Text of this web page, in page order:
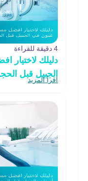
4 دقيقة للقراءة
دليلك
الجبيل قبل
اقرأ المزيد